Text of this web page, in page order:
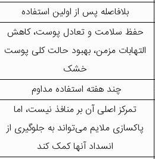
بلافاصله پس از اولین استفاده
حفظ سلامت و تعادل پوست، کاهش
التهابات مزمن، بهبود حالت کلی پوست
خشک
چند هفته استفاده مداوم
تمرکز اصلی آن بر منافذ نیست، اما
پاکسازی ملایم می‌تواند به جلوگیری از
انسداد آنها کمک کند